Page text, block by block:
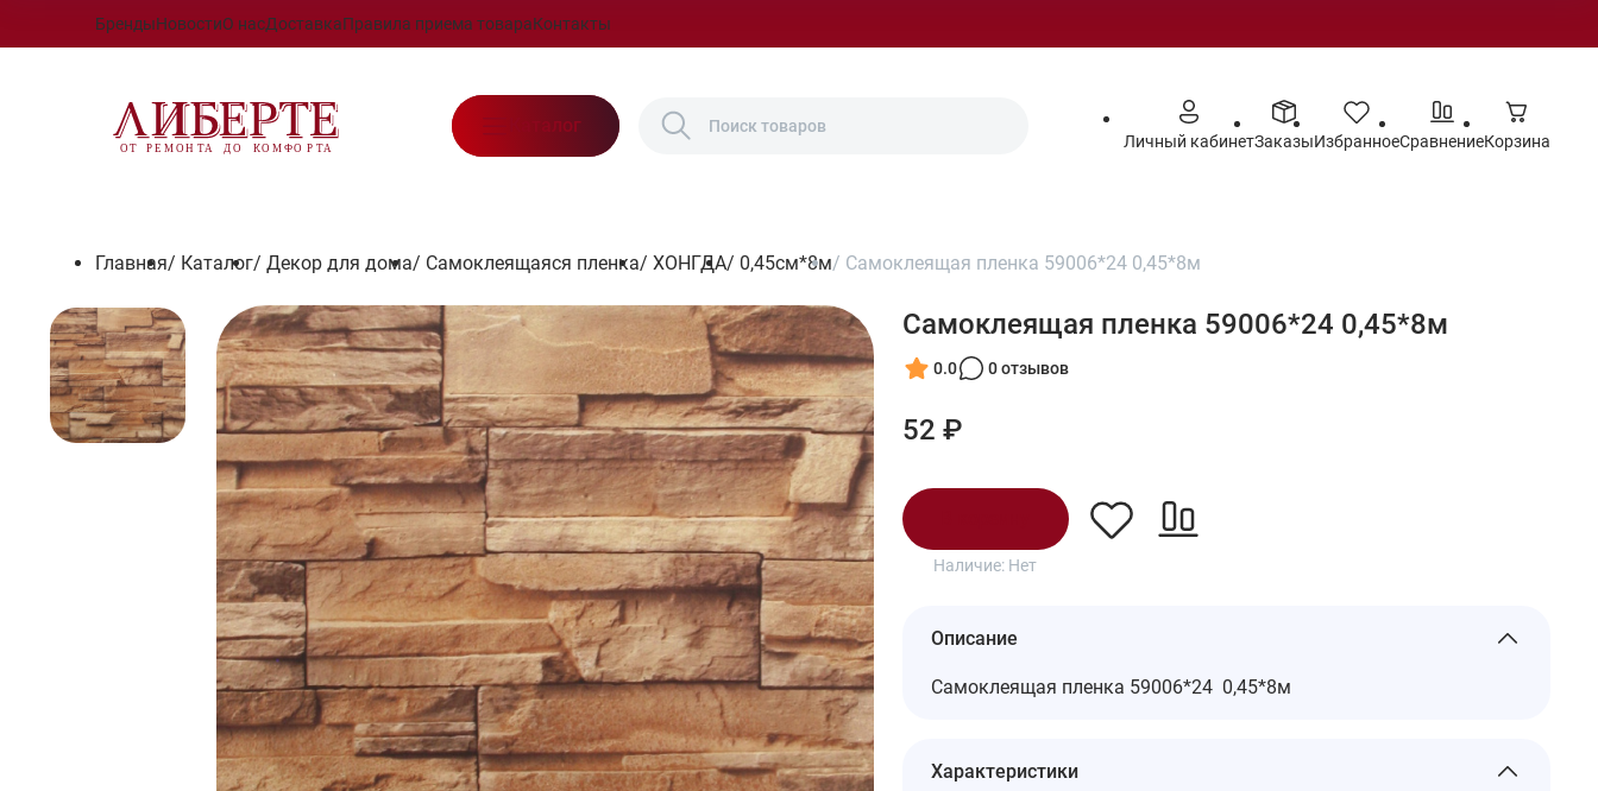
БрендыНовостиО насДоставкаПравила приема товараКонтакты
Каталог
Личный кабинетЗаказыИзбранноеСравнениеКорзина
Главная/ Каталог/ Декор для дома/ Самоклеящаяся пленка/ ХОНГДА/ 0,45см*8м/ Самоклеящая пленка 59006*24 0,45*8м
Самоклеящая пленка 59006*24 0,45*8м
0.0 0 отзывов
52 ₽
Наличие: Нет
Описание
Самоклеящая пленка 59006*24 0,45*8м
Характеристики